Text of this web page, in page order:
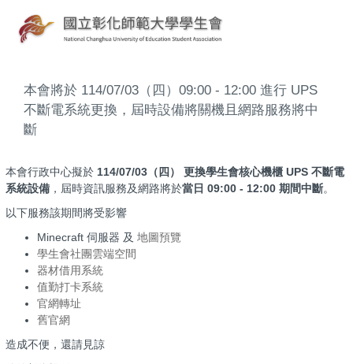
本會將於 114/07/03（四）09:00 - 12:00 進行 UPS
不斷電系統更換，屆時設備將關機且網路服務將中
斷
本會行政中心擬於 114/07/03（四） 更換學生會核心機櫃 UPS 不斷電
系統設備 ，屆時資訊服務及網路將於當日 09:00 - 12:00 期間中斷。
以下服務該期間將受影響
Minecraft 伺服器 及 地圖預覽
學生會社團雲端空間
器材借用系統
值勤打卡系統
官網轉址
舊官網
造成不便，還請見諒